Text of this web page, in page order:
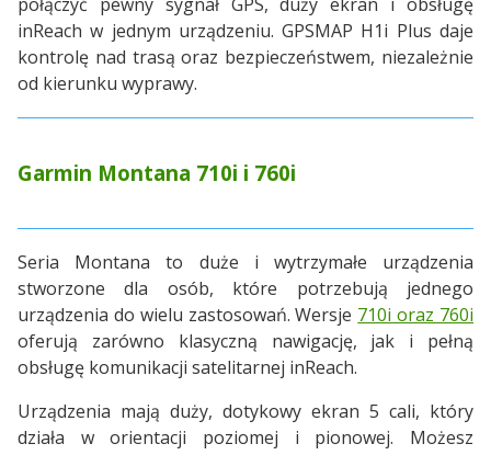
inReach w jednym urządzeniu. GPSMAP H1i Plus daje
kontrolę nad trasą oraz bezpieczeństwem, niezależnie
od kierunku wyprawy.
Garmin Montana 710i i 760i
Seria Montana to duże i wytrzymałe urządzenia
stworzone dla osób, które potrzebują jednego
urządzenia do wielu zastosowań. Wersje 710i oraz 760i
oferują zarówno klasyczną nawigację, jak i pełną
obsługę komunikacji satelitarnej inReach.
Urządzenia mają duży, dotykowy ekran 5 cali, który
działa w orientacji poziomej i pionowej. Możesz